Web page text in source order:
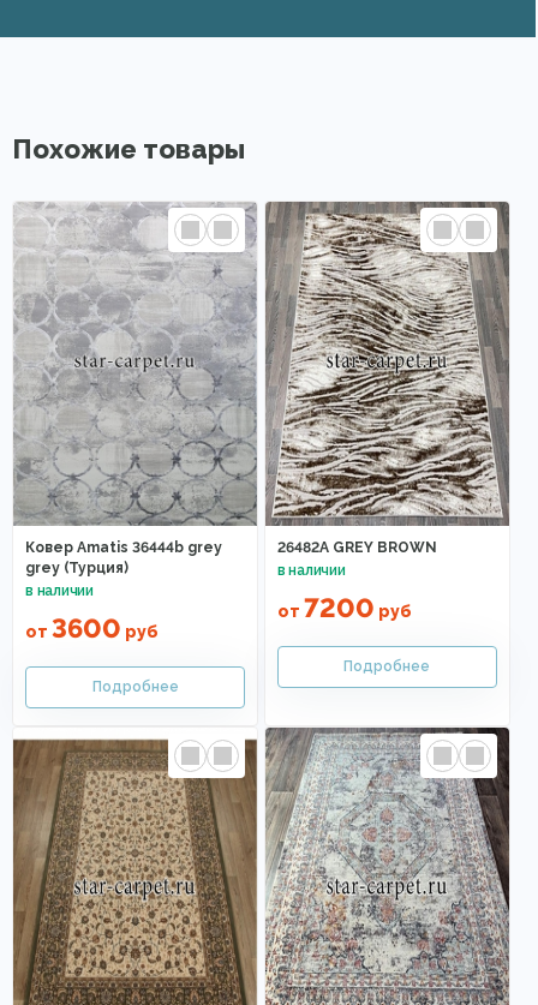
Похожие товары
Ковер Amatis 36444b grey
grey (Турция)
от 3600 руб
26482A GREY BROWN
от 7200 руб